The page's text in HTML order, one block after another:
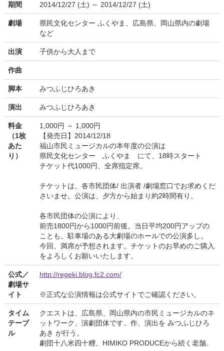
期間 2014/12/27 (土) ～ 2014/12/27 (土)
劇場
県民文化センター ふくやま、広島県、岡山県内の劇場
など
出演 子供から大人まで
作曲
脚本 みつふじひろあき
演出 みつふじひろあき
料金
（1枚
あた
り）
1,000円 ～ 1,000円
【発売日】2014/12/18
福山市民ミュージカルの本年度の公演は
県民文化センター ふくやま にて、18時スタート
チケット代1000円、全席指定席。
チケットは、各市民団体/ 出演者 /劇場窓口でお求めくだ
さいませ。公演は、夕方から始まり約2時間有り。
各市民団体の公演により、
前売1800円から1000円前後。当日平均200円アップの
ことも。駐車場のある大劇場のホールでの公演多し。
今回、満席が予想されます。チケットのお早めのご購入
をよろしくお願いいたします。
公式／
劇場サ
イト
http://regeki.blog.fc2.com/
※正式な公演情報は公式サイトでご確認ください。
タイム
テーブ
ル
クエストは、広島県、岡山県内の市民ミュージカルのネ
ットワーク、演劇団体です。作、演出を みつふじひろ
あき が行う。
劇団十八米四十糎、HIMIKO PRODUCEから続く老舗。